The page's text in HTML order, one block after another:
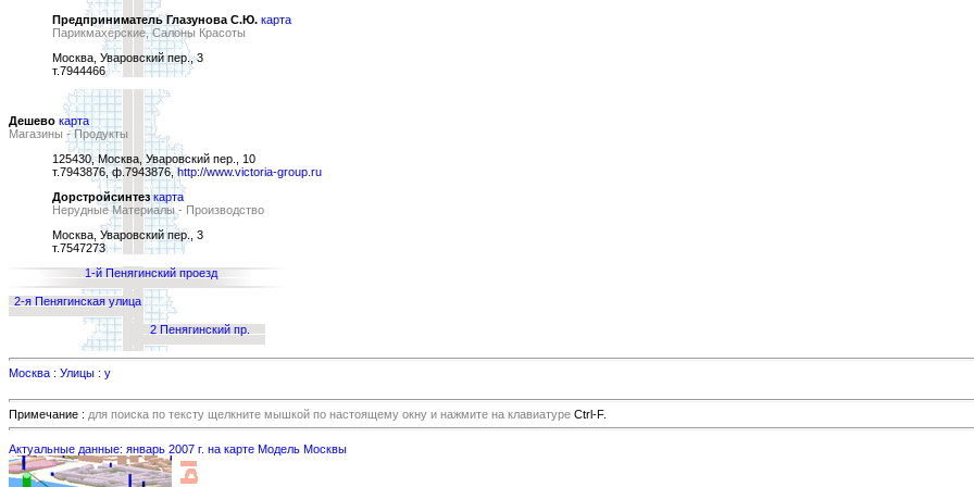
Предприниматель Глазунова С.Ю. карта
Парикмахерские, Салоны Красоты
Москва, Уваровский пер., 3
т.7944466
Дешево карта
Магазины - Продукты
125430, Москва, Уваровский пер., 10
т.7943876, ф.7943876,http://www.victoria-group.ru
Дорстройсинтез карта
Нерудные Материалы - Производство
Москва, Уваровский пер., 3
т.7547273
1-й Пенягинский проезд
2-я Пенягинская улица
2 Пенягинский пр.
Москва : Улицы : у
Примечание : для поиска по тексту щелкните мышкой по настоящему окну и нажмите на клавиатуре Ctrl-F.
Актуальные данные: январь 2007 г. на карте Модель Москвы